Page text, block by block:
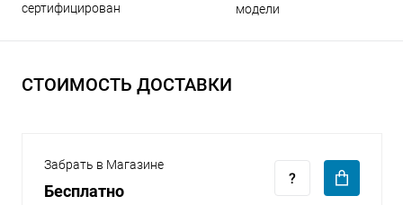
сертифицирован
модели
СТОИМОСТЬ ДОСТАВКИ
Забрать в Магазине
Бесплатно